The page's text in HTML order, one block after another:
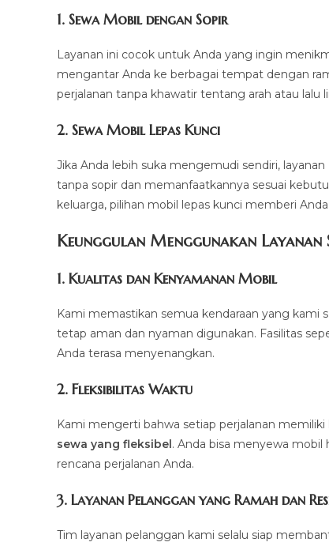
1. Sewa Mobil dengan Sopir
Layanan ini cocok untuk Anda yang ingin
mengantar Anda ke berbagai tempat dengan
perjalanan tanpa khawatir tentang arah atau lalu
2. Sewa Mobil Lepas Kunci
Jika Anda lebih suka mengemudi sendiri, layanan
tanpa sopir dan memanfaatkannya sesuai
keluarga, pilihan mobil lepas kunci memberi
Keunggulan Menggunakan
1. Kualitas dan Kenyamanan Mobil
Kami memastikan semua kendaraan yang kami
tetap aman dan nyaman digunakan. Fasilitas
Anda terasa menyenangkan.
2. Fleksibilitas Waktu
Kami mengerti bahwa setiap perjalanan
sewa yang fleksibel. Anda bisa menyewa mobil
rencana perjalanan Anda.
3. Layanan Pelanggan yang Ramah dan
Tim layanan pelanggan kami selalu siap